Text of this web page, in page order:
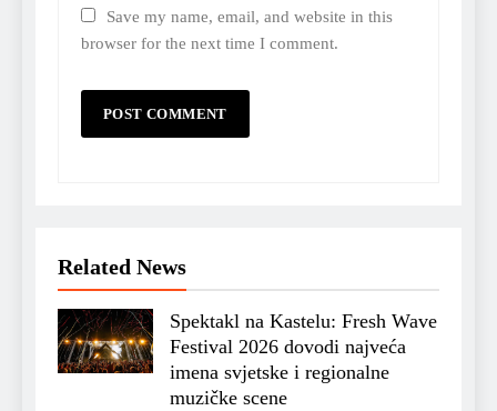
Save my name, email, and website in this
browser for the next time I comment.
Related News
Spektakl na Kastelu: Fresh Wave
Festival 2026 dovodi najveća
imena svjetske i regionalne
muzičke scene